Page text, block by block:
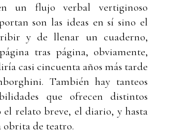
un flujo verbal vertiginoso
son las ideas en sí sino el
y de llenar un cuaderno,
tras página, obviamente,
casi cincuenta años más tarde
También hay tanteos
que ofrecen distintos
el relato breve, el diario, y hasta
obrita de teatro.